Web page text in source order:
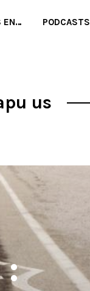
EN… PODCASTS
us
: